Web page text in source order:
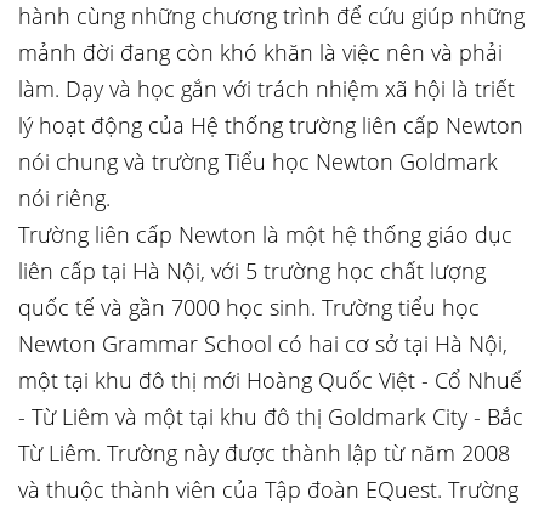
hành cùng những chương trình để cứu giúp những
mảnh đời đang còn khó khăn là việc nên và phải
làm. Dạy và học gắn với trách nhiệm xã hội là triết
lý hoạt động của Hệ thống trường liên cấp Newton
nói chung và trường Tiểu học Newton Goldmark
nói riêng.
Trường liên cấp Newton là một hệ thống giáo dục
liên cấp tại Hà Nội, với 5 trường học chất lượng
quốc tế và gần 7000 học sinh. Trường tiểu học
Newton Grammar School có hai cơ sở tại Hà Nội,
một tại khu đô thị mới Hoàng Quốc Việt - Cổ Nhuế
- Từ Liêm và một tại khu đô thị Goldmark City - Bắc
Từ Liêm. Trường này được thành lập từ năm 2008
và thuộc thành viên của Tập đoàn EQuest. Trường